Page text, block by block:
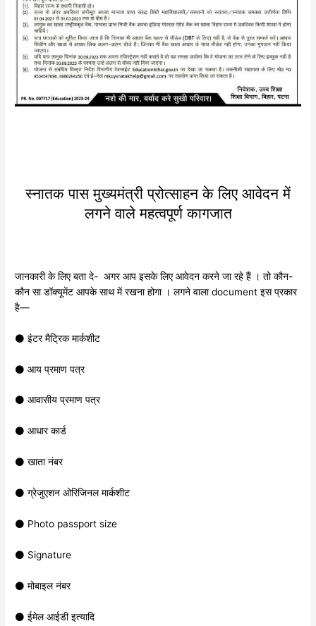
स्नातक पास मुख्यमंत्री प्रोत्साहन के लिए आवेदन में
लगने वाले महत्वपूर्ण कागजात
जानकारी के लिए बता दे- अगर आप इसके लिए आवेदन करने जा रहे हैं । तो कौन-
कौन सा डॉक्यूमेंट आपके साथ में रखना होगा । लगने वाला document इस प्रकार
है—
⚫ इंटर मैट्रिक मार्कशीट
⚫ आय प्रमाण पत्र
⚫ आवासीय प्रमाण पत्र
⚫ आधार कार्ड
⚫ खाता नंबर
⚫ ग्रेजुएशन ओरिजिनल मार्कशीट
⚫ Photo passport size
⚫ Signature
⚫ मोबाइल नंबर
⚫ ईमेल आईडी इत्यादि